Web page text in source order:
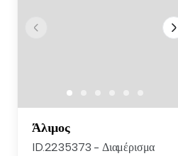
Άλιμος
ID.2235373 - Διαμέρισμα